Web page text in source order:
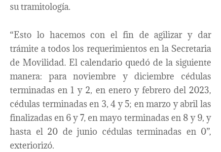
su tramitología.
“Esto lo hacemos con el fin de agilizar y dar
trámite a todos los requerimientos en la Secretaria
de Movilidad. El calendario quedó de la siguiente
manera: para noviembre y diciembre cédulas
terminadas en 1 y 2, en enero y febrero del 2023,
cédulas terminadas en 3, 4 y 5; en marzo y abril las
finalizadas en 6 y 7, en mayo terminadas en 8 y 9, y
hasta el 20 de junio cédulas terminadas en 0”,
exteriorizó.